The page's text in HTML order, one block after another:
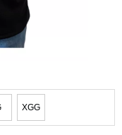
XGG